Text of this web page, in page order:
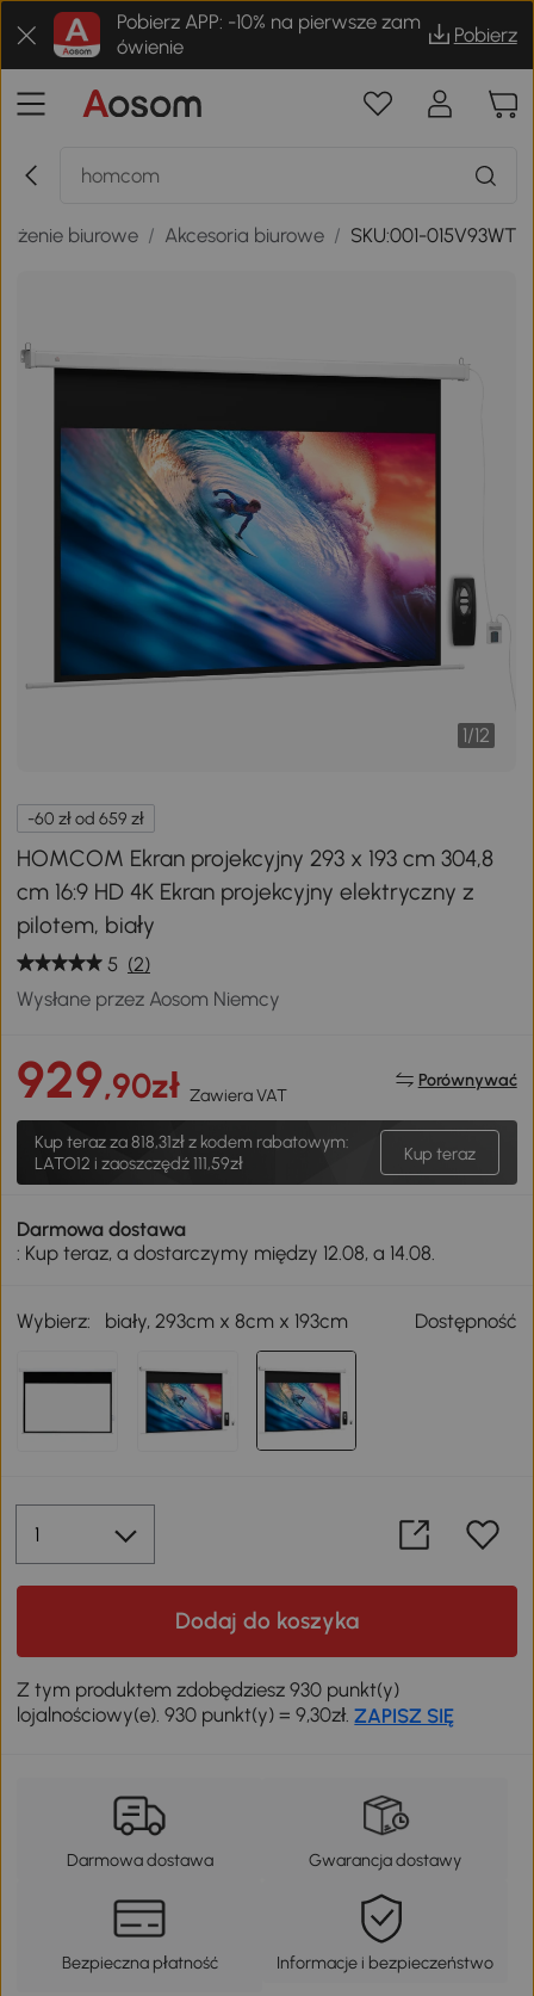
Pobierz APP: -10% na pierwsze zam
ówienie
Pobierz
biurowe / Akcesoria biurowe / SKU:001-015V93WT
1/12
-60 zł od 659 zł
HOMCOM Ekran projekcyjny 293 x 193 cm 304,8
cm 16:9 HD 4K Ekran projekcyjny elektryczny z
pilotem, biały
5 (2)
Wysłane przez Aosom Niemcy
929,90zł Zawiera VAT
Porównywać
Kup teraz za818,31złz kodem rabatowym:
LATO12 i zaoszczędź 111,59zł
Kup teraz
Darmowa dostawa
: Kup teraz, a dostarczymy między 12.08, a 14.08.
Wybierz: biały, 293cm x 8cm x 193cm Dostępność
Dodaj do koszyka
Z tym produktem zdobędziesz 930 punkt(y)
lojalnościowy(e). 930 punkt(y) = 9,30zł.ZAPISZ SIĘ
Darmowa dostawa Gwarancja dostawy
Bezpieczna płatność Informacje i bezpieczeństwo